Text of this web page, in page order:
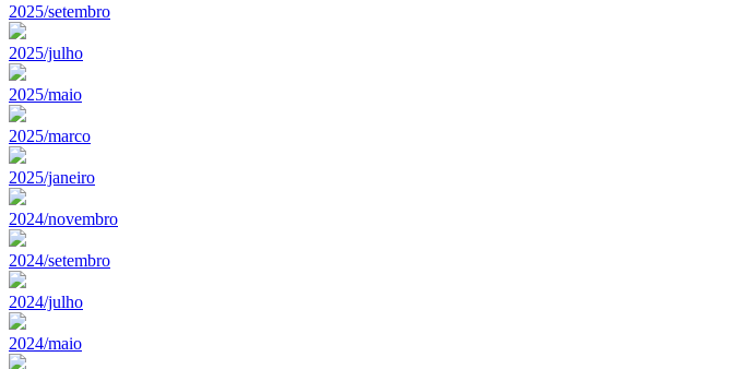
2025/setembro
2025/julho
2025/maio
2025/marco
2025/janeiro
2024/novembro
2024/setembro
2024/julho
2024/maio